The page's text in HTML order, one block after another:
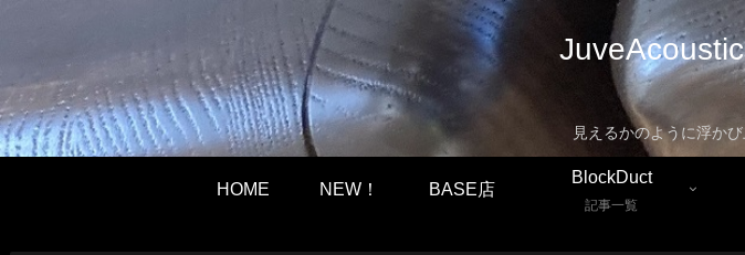
見えるかのように浮か
HOME NEW！ BASE店
BlockDuct
記事一覧